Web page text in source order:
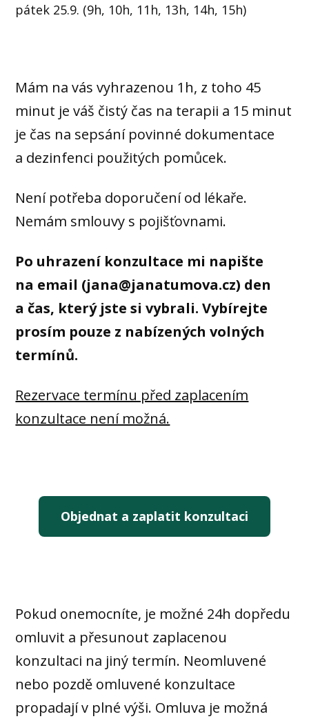
pátek 25.9. (9h, 10h, 11h, 13h, 14h, 15h)
Mám na vás vyhrazenou 1h, z toho 45
minut je váš čistý čas na terapii a 15 minut
je čas na sepsání povinné dokumentace
a dezinfenci použitých pomůcek.
Není potřeba doporučení od lékaře.
Nemám smlouvy s pojišťovnami.
Po uhrazení konzultace mi napište
na email (jana@janatumova.cz) den
a čas, který jste si vybrali. Vybírejte
prosím pouze z nabízených volných
termínů.
Rezervace termínu před zaplacením
konzultace není možná.
Objednat a zaplatit konzultaci
Pokud onemocníte, je možné 24h dopředu
omluvit a přesunout zaplacenou
konzultaci na jiný termín. Neomluvené
nebo pozdě omluvené konzultace
propadají v plné výši. Omluva je možná